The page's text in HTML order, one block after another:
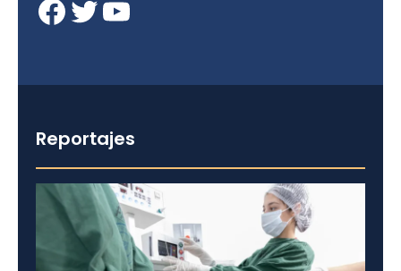
Facebook Twitter YouTube
Reportajes